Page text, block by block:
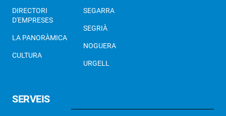
DIRECTORI
D'EMPRESES
LA PANORÀMICA
CULTURA
SEGARRA
SEGRIÀ
NOGUERA
URGELL
SERVEIS